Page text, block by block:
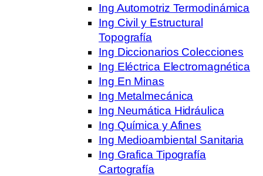
Ing Automotriz Termodinámica
Ing Civil y Estructural
Topografía
Ing Diccionarios Colecciones
Ing Eléctrica Electromagnética
Ing En Minas
Ing Metalmecánica
Ing Neumática Hidráulica
Ing Química y Afines
Ing Medioambiental Sanitaria
Ing Grafica Tipografía
Cartografía